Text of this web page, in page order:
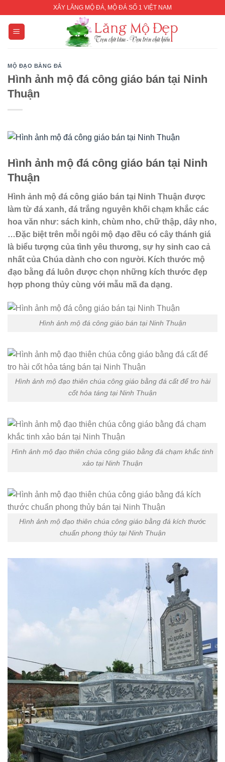
content
XÂY LĂNG MỘ ĐÁ, MỘ ĐÁ SỐ 1 VIỆT NAM
MỘ ĐẠO BẰNG ĐÁ
Hình ảnh mộ đá công giáo bán tại Ninh
Thuận
Hình ảnh mộ đá công giáo bán tại Ninh
Thuận
Hình ảnh mộ đá công giáo bán tại Ninh Thuận được
làm từ đá xanh, đá trắng nguyên khối chạm khắc các
hoa văn như: sách kinh, chùm nho, chữ thập, dây nho,
…Đặc biệt trên mỗi ngôi mộ đạo đều có cây thánh giá
là biểu tượng của tình yêu thương, sự hy sinh cao cả
nhất của Chúa dành cho con người. Kích thước mộ
đạo bằng đá luôn được chọn những kích thước đẹp
hợp phong thủy cùng với mẫu mã đa dạng.
Hình ảnh mộ đá công giáo bán tại Ninh Thuận
Hình ảnh mộ đạo thiên chúa công giáo bằng đá cất để tro hài
cốt hỏa táng tại Ninh Thuận
Hình ảnh mộ đạo thiên chúa công giáo bằng đá chạm khắc tinh
xảo tại Ninh Thuận
Hình ảnh mộ đạo thiên chúa công giáo bằng đá kích thước
chuẩn phong thủy tại Ninh Thuận